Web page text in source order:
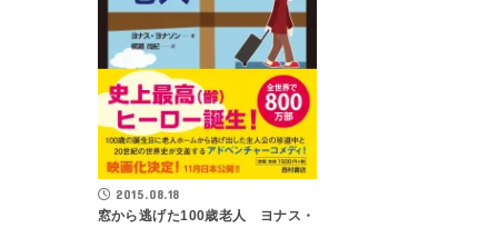
2015.08.18
窓から逃げた100歳老人 ヨナス・